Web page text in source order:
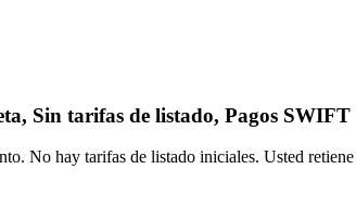
Sin tarifas de listado, Pagos SWIFT
No hay tarifas de listado iniciales. Usted